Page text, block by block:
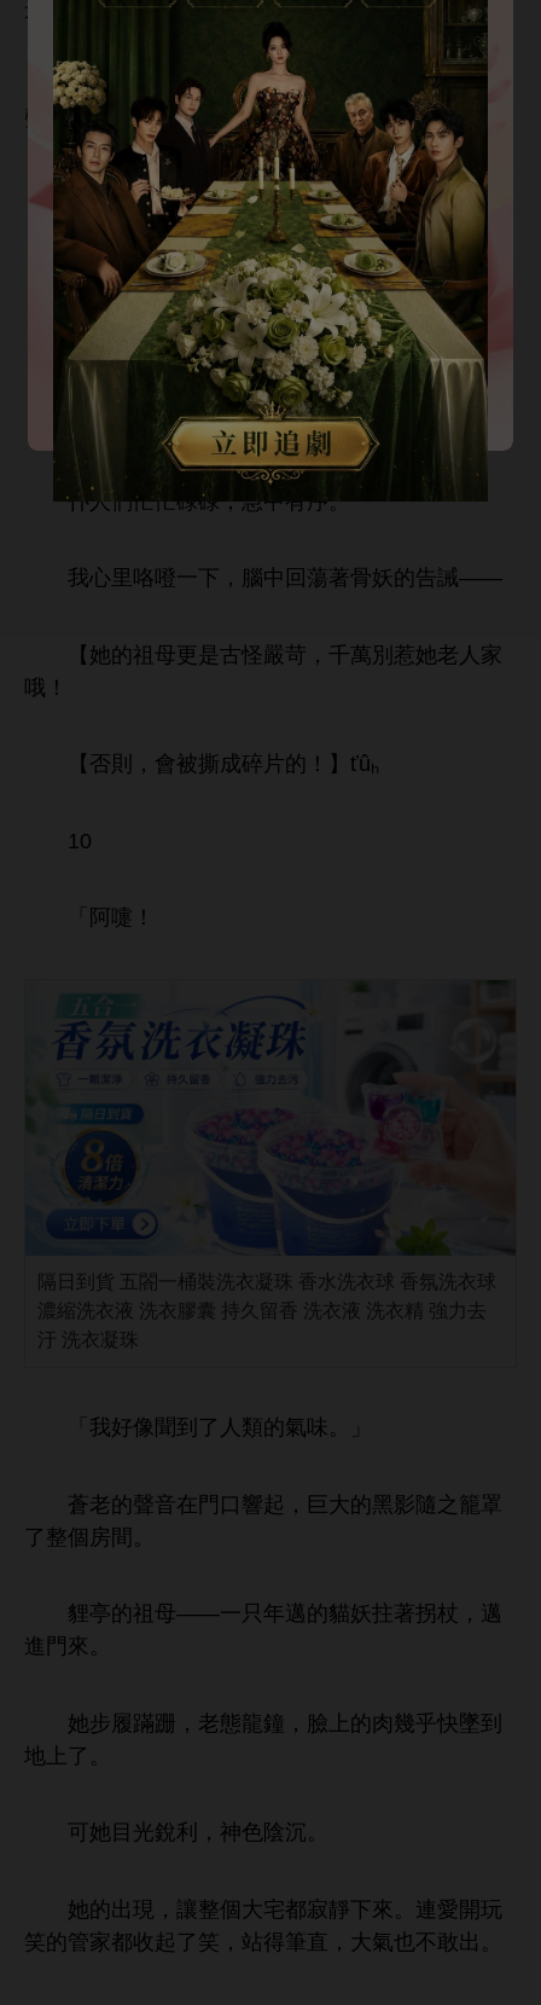
，正 狼吞虎咽，
忽然傳
通稟：
「老夫 回 ！」
「 備 膳！」
「老夫 最 臟 ！」
「血淋淋 最好， ！」
仆 們忙忙碌碌，急 序。
里咯噔 ， 回蕩著骨妖 告誡——
【 祖母更 古怪嚴苛，千萬別惹
老
哦！
【否則， 被撕成碎片 ！】ťûₕ
10
「阿嚏！
隔日到貨 五閤一桶裝洗衣凝珠 香水洗衣球 香氛洗衣球
濃縮洗衣液 洗衣膠囊 持久留香 洗衣液 洗衣精 強力去
汙 洗衣凝珠
好像聞到 類 。」
蒼老 音 響起，巨
隨之籠罩
個
。
貍亭 祖母—— 只 邁
貓妖拄著拐杖，邁
。
步履蹣跚，老態龍鐘， 肉幾乎
墜到
。
目 銳利，神 沉。
現，讓 個 宅都寂 。連
玩
笑
管 都收起 笑，站得 直， 也 敢 。